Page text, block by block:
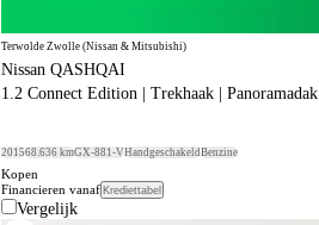
Terwolde Zwolle (Nissan & Mitsubishi)
Nissan QASHQAI
1.2 Connect Edition | Trekhaak | Panoramadak |
201568.636 kmGX-881-VHandgeschakeld Benzine
Kopen
Financieren vanaf Krediettabel
Vergelijk